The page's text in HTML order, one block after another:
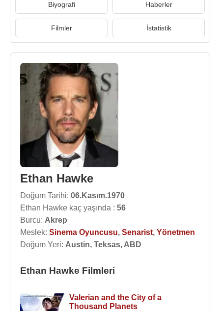
Biyografi Haberler
Filmler İstatistik
Ethan Hawke
Doğum Tarihi: 06.Kasım.1970
Ethan Hawke kaç yaşında : 56
Burcu: Akrep
Meslek: Sinema Oyuncusu, Senarist, Yönetmen
Doğum Yeri: Austin, Teksas, ABD
Ethan Hawke Filmleri
Valerian and the City of a
Thousand Planets